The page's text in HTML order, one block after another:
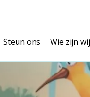
Steun ons Wie zijn wij